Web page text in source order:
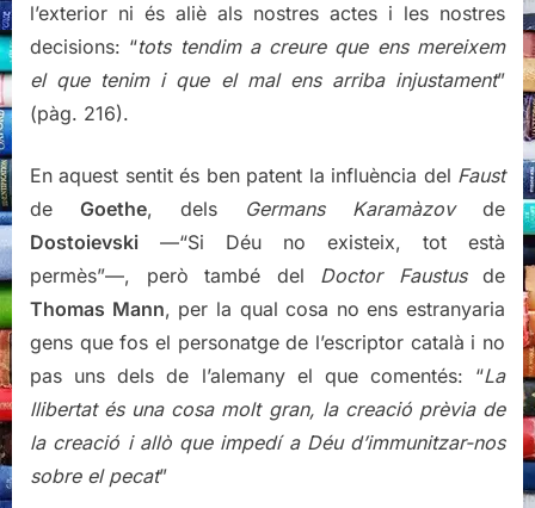
l’exterior ni és aliè als nostres actes i les nostres
decisions: “tots tendim a creure que ens mereixem
el que tenim i que el mal ens arriba injustament”
(pàg. 216).
En aquest sentit és ben patent la influència del Faust
de Goethe, dels Germans Karamàzovde
Dostoievski —“Si Déu no existeix, tot està
permès”—, però també del Doctor Faustusde
Thomas Mann, per la qual cosa no ens estranyaria
gens que fos el personatge de l’escriptor català i no
pas uns dels de l’alemany el que comentés: “La
llibertat és una cosa molt gran, la creació prèvia de
la creació i allò que impedí a Déu d’immunitzar-nos
sobre el pecat”